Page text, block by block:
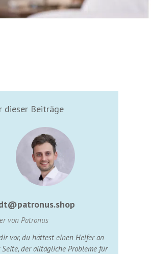
dieser Beiträge
von Patronus
vor, du hättest einen Helfer an
der alltägliche Probleme für